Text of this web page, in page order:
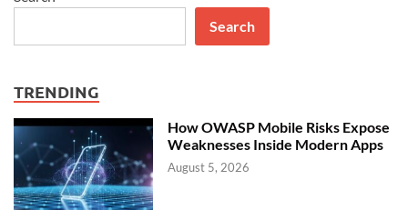
Search
TRENDING
How OWASP Mobile Risks Expose
Weaknesses Inside Modern Apps
August 5, 2026